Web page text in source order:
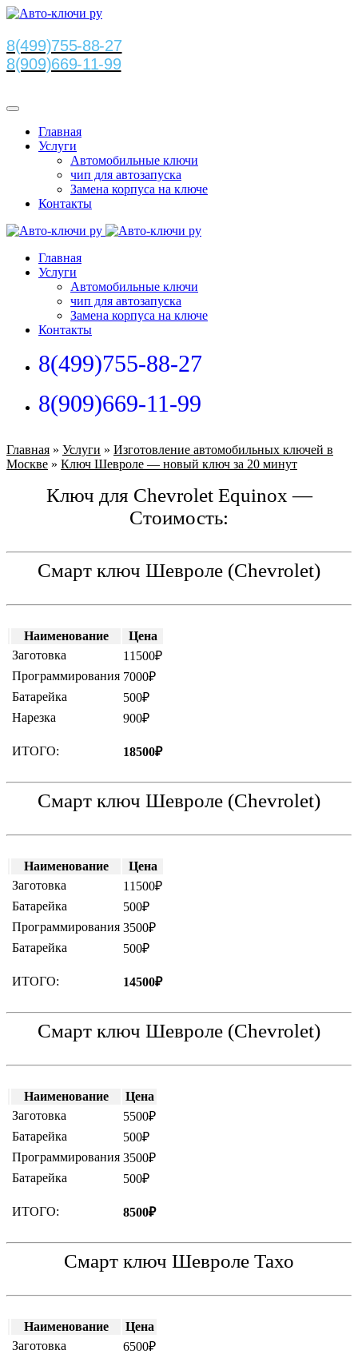
8(499)755-88-27
8(909)669-11-99
Главная
Услуги
Автомобильные ключи
чип для автозапуска
Замена корпуса на ключе
Контакты
Главная
Услуги
Автомобильные ключи
чип для автозапуска
Замена корпуса на ключе
Контакты
8(499)755-88-27
8(909)669-11-99
Главная » Услуги » Изготовление автомобильных ключей в
Москве » Ключ Шевроле — новый ключ за 20 минут
Ключ для Chevrolet Equinox —
Стоимость:
Смарт ключ Шевроле (Chevrolet)
Наименование
Цена
Заготовка
11500₽
Программирования 7000₽
Батарейка
500₽
Нарезка
900₽
ИТОГО: 18500₽
Смарт ключ Шевроле (Chevrolet)
Наименование
Цена
Заготовка
11500₽
Батарейка
500₽
Программирования 3500₽
Батарейка
500₽
ИТОГО: 14500₽
Смарт ключ Шевроле (Chevrolet)
Наименование
Цена
Заготовка
5500₽
Батарейка
500₽
Программирования 3500₽
Батарейка
500₽
ИТОГО: 8500₽
Смарт ключ Шевроле Тахо
Наименование
Цена
Заготовка
6500₽